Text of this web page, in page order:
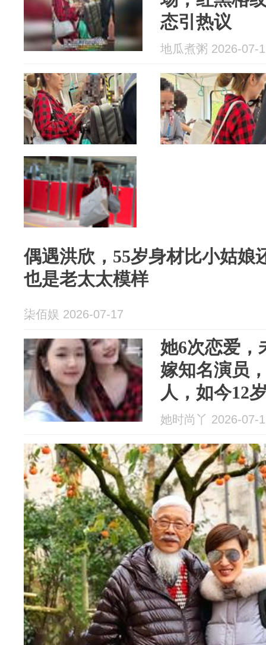
态引热议
地瓜煮粥 2026-07-
偶遇洪欣，55岁身材比小姑娘
也是老太太模样
柒佰娱 2026-07-17
她6次恋爱，
嫁知名演员
人，如今12
她时尚丫 2026-07-